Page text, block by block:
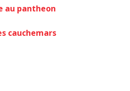
au pantheon
cauchemars